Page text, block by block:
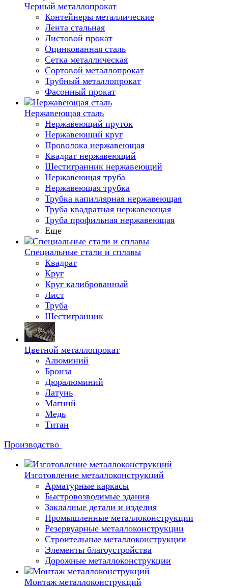
Черный металлопрокат
Контейнеры металлические
Лента стальная
Листовой прокат
Оцинкованная сталь
Сетка металлическая
Сортовой металлопрокат
Трубный металлопрокат
Фасонный прокат
Нержавеющая сталь
Нержавеющий пруток
Нержавеющий круг
Проволока нержавеющая
Квадрат нержавеющий
Шестигранник нержавеющий
Нержавеющая труба
Нержавеющая трубка
Трубка капиллярная нержавеющая
Труба квадратная нержавеющая
Труба профильная нержавеющая
Еще
Специальные стали и сплавы
Квадрат
Круг
Круг калиброванный
Лист
Труба
Шестигранник
Цветной металлопрокат
Алюминий
Бронза
Дюралюминий
Латунь
Магний
Медь
Титан
Производство
Изготовление металлоконструкций
Арматурные каркасы
Быстровозводимые здания
Закладные детали и изделия
Промышленные металлоконструкции
Резервуарные металлоконструкции
Строительные металлоконструкции
Элементы благоустройства
Дорожные металлоконструкции
Монтаж металлоконструкций